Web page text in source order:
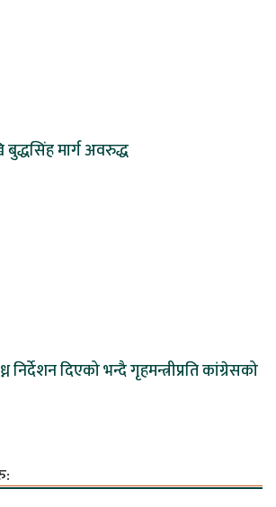
मार्ग अवरुद्ध
निर्देशन दिएको भन्दै गृहमन्त्रीप्रति कांग्रेसको